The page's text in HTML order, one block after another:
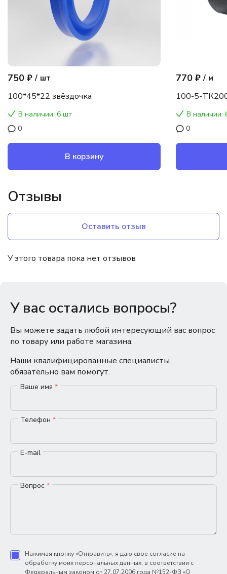
750 ₽ / шт
100*45*22 звёздочка
В наличии: 6 шт
0
В корзину
770 ₽ / м
100-5-
В наличии:
0
Отзывы
Оставить отзыв
У этого товара пока нет отзывов
У вас остались вопросы?
Вы можете задать любой интересующий вас вопрос
по товару или работе магазина.
Наши квалифицированные специалисты
обязательно вам помогут.
Ваше имя *
Телефон *
E-mail
Вопрос *
Нажимая кнопку «Отправить», я даю свое согласие на
обработку моих персональных данных, в соответствии с
Федеральным законом от 27.07.2006 года №152-ФЗ «О